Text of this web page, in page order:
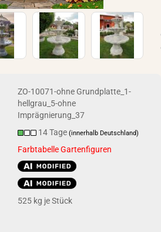
ZO-10071-ohne Grundplatte_1-
hellgrau_5-ohne
Imprägnierung_37
14 Tage(innerhalb Deutschland)
Farbtabelle Gartenfiguren
525 kg je Stück